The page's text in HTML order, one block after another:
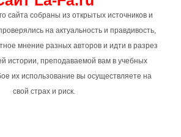
сайта собраны из открытых источников и
на актуальность и правдивость,
мнение разных авторов и идти в разрез
истории, преподаваемой вам в учебных
их использование вы осуществляете на
свой страх и риск.